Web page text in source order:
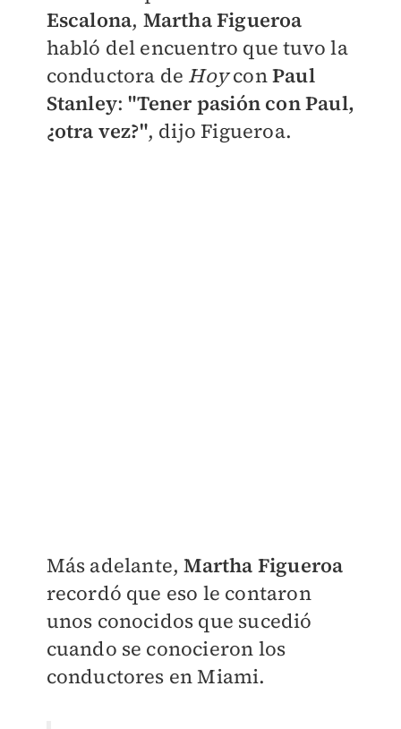
Escalona, Martha Figueroa
habló del encuentro que tuvo la
conductora de HoyconPaul
Stanley: "Tener pasión con Paul,
¿otra vez?", dijo Figueroa.
Más adelante,Martha Figueroa
recordó que eso le contaron
unos conocidos que sucedió
cuando se conocieron los
conductores en Miami.